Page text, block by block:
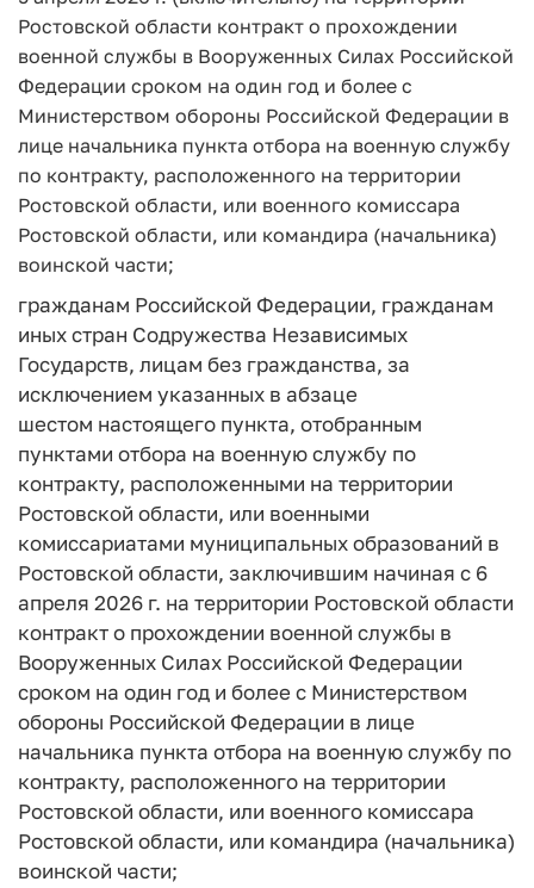
Ростовской области контракт о прохождении
военной службы в Вооруженных Силах Российской
Федерации сроком на один год и более с
Министерством обороны Российской Федерации в
лице начальника пункта отбора на военную службу
по контракту, расположенного на территории
Ростовской области, или военного комиссара
Ростовской области, или командира (начальника)
воинской части;
гражданам Российской Федерации, гражданам
иных стран Содружества Независимых
Государств, лицам без гражданства, за
исключением указанных в абзаце
шестом настоящего пункта, отобранным
пунктами отбора на военную службу по
контракту, расположенными на территории
Ростовской области, или военными
комиссариатами муниципальных образований в
Ростовской области, заключившим начиная с 6
апреля 2026 г. на территории Ростовской области
контракт о прохождении военной службы в
Вооруженных Силах Российской Федерации
сроком на один год и более с Министерством
обороны Российской Федерации в лице
начальника пункта отбора на военную службу по
контракту, расположенного на территории
Ростовской области, или военного комиссара
Ростовской области, или командира (начальника)
воинской части;